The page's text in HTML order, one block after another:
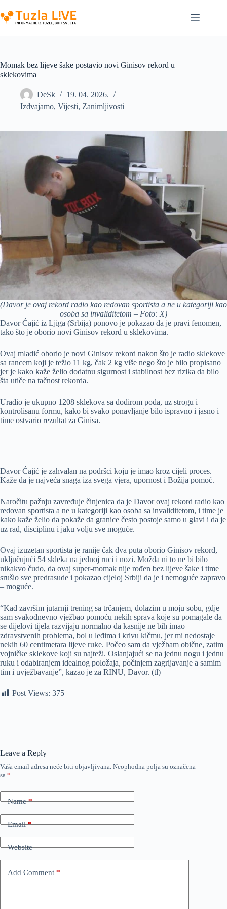
to
content
Momak bez lijeve šake postavio novi Ginisov rekord u
sklekovima
DeSk
19. 04. 2026.
Izdvajamo, Vijesti, Zanimljivosti
(Davor je ovaj rekord radio kao redovan sportista a ne u kategoriji kao
osoba sa invaliditetom – Foto: X)
Davor Ćajić iz Ljiga (Srbija) ponovo je pokazao da je pravi fenomen,
tako što je oborio novi Ginisov rekord u sklekovima.
Ovaj mladić oborio je novi Ginisov rekord nakon što je radio sklekove
sa rancem koji je težio 11 kg, čak 2 kg više nego što je bilo propisano
jer je kako kaže želio dodatnu sigurnost i stabilnost bez rizika da bilo
šta utiče na tačnost rekorda.
Uradio je ukupno 1208 sklekova sa dodirom poda, uz strogu i
kontrolisanu formu, kako bi svako ponavljanje bilo ispravno i jasno i
time ostvario rezultat za Ginisa.
Davor Ćajić je zahvalan na podršci koju je imao kroz cijeli proces.
Kaže da je najveća snaga iza svega vjera, upornost i Božija pomoć.
Naročitu pažnju zavređuje činjenica da je Davor ovaj rekord radio kao
redovan sportista a ne u kategoriji kao osoba sa invaliditetom, i time je
kako kaže želio da pokaže da granice često postoje samo u glavi i da je
uz rad, disciplinu i jaku volju sve moguće.
Ovaj izuzetan sportista je ranije čak dva puta oborio Ginisov rekord,
uključujući 54 skleka na jednoj ruci i nozi. Možda ni to ne bi bilo
nikakvo čudo, da ovaj super-momak nije rođen bez lijeve šake i time
srušio sve predrasude i pokazao cijeloj Srbiji da je i nemoguće zapravo
– moguće.
“Kad završim jutarnji trening sa trčanjem, dolazim u moju sobu, gdje
sam svakodnevno vježbao pomoću nekih sprava koje su pomagale da
se dijelovi tijela razvijaju normalno da kasnije ne bih imao
zdravstvenih problema, bol u leđima i krivu kičmu, jer mi nedostaje
nekih 60 centimetara lijeve ruke. Počeo sam da vježbam obične, zatim
vojničke sklekove koji su najteži. Oslanjajući se na jednu nogu i jednu
ruku i odabiranjem idealnog položaja, počinjem zagrijavanje a samim
tim i uvježbavanje”, kazao je za RINU, Davor. (tl)
Post Views: 375
Leave a Reply
Vaša email adresa neće biti objavljivana. Neophodna polja su označena
sa *
Name*
Email*
Website
Add Comment *